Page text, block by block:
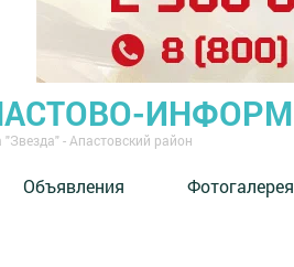
ИНФОРМ
"Звезда" - Апастовский район
Объявления Фотогалерея